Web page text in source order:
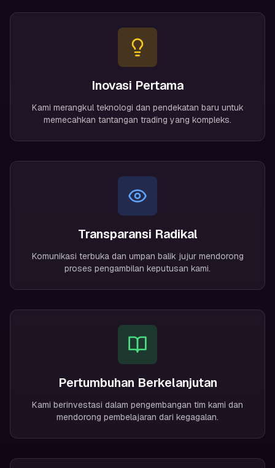
Inovasi Pertama
Kami merangkul teknologi dan pendekatan baru untuk
memecahkan tantangan trading yang kompleks.
Transparansi Radikal
Komunikasi terbuka dan umpan balik jujur mendorong
proses pengambilan keputusan kami.
Pertumbuhan Berkelanjutan
Kami berinvestasi dalam pengembangan tim kami dan
mendorong pembelajaran dari kegagalan.